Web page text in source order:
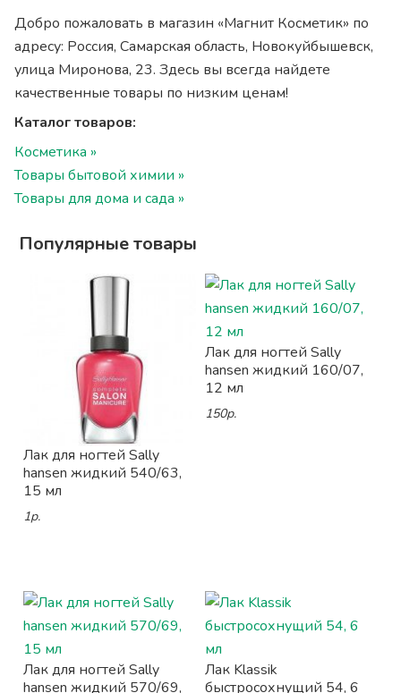
Добро пожаловать в магазин «Магнит Косметик» по
адресу: Россия, Самарская область, Новокуйбышевск,
улица Миронова, 23. Здесь вы всегда найдете
качественные товары по низким ценам!
Каталог товаров:
Косметика »
Товары бытовой химии »
Товары для дома и сада »
Популярные товары
Лак для ногтей Sally
hansen жидкий 540/63,
15 мл
1р.
Лак для ногтей Sally
hansen жидкий 160/07,
12 мл
150р.
Лак для ногтей Sally
hansen жидкий 570/69,
Лак Klassik
быстросохнущий 54, 6